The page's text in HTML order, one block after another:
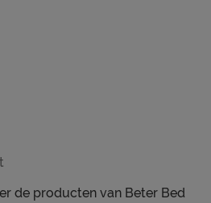
de producten van Beter Bed